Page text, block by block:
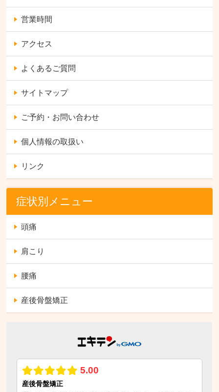
営業時間
アクセス
よくあるご質問
サイトマップ
ご予約・お問い合わせ
個人情報の取扱い
リンク
症状別メニュー
頭痛
肩こり
腰痛
産後骨盤矯正